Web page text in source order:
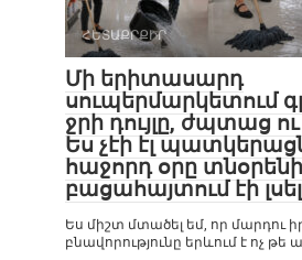
ՀԵՏԱՔՐՔԻՐ
Մի երիտասարդ
սուպերմարկետում
ջրի դույլը, ժպտաց
Ես չէի էլ
հաջորդ օրը
բացահայտում էի
Ես միշտ մտածել եմ, որ մարդու
բնավորությունը երևում է ոչ թե